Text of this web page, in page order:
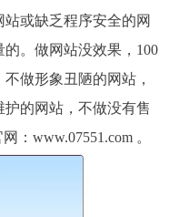
或缺乏程序安全的网
。做网站没效果，100
做形象丑陋的网站，
的网站，不做没有售
： www.07551.com 。